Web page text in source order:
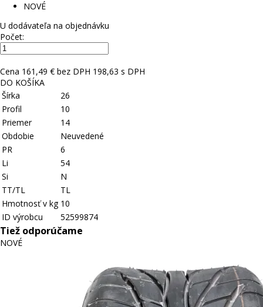
NOVÉ
U dodávateľa na objednávku
Počet:
Cena 161,49 € bez DPH 198,63 s DPH
DO KOŠÍKA
Šírka
26
Profil
10
Priemer
14
Obdobie
Neuvedené
PR
6
Li
54
Si
N
TT/TL
TL
Hmotnosť v kg 10
ID výrobcu
52599874
Tiež odporúčame
NOVÉ